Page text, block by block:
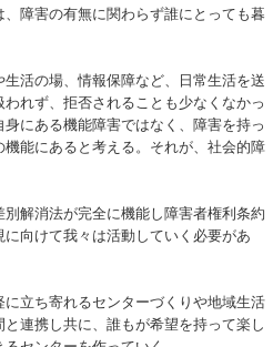
障害の有無に関わらず誰にとっても暮
活の場、情報保障など、日常生活を送
れず、拒否されることも少なくなかっ
にある機能障害ではなく、障害を持っ
能にあると考える。それが、社会的障
解消法が完全に機能し障害者権利条約
向けて我々は活動していく必要があ
立ち寄れるセンターづくりや地域生活
連携し共に、誰もが希望を持って楽し